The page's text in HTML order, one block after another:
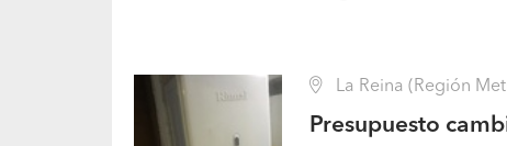
La Reina (Región
Presupuesto